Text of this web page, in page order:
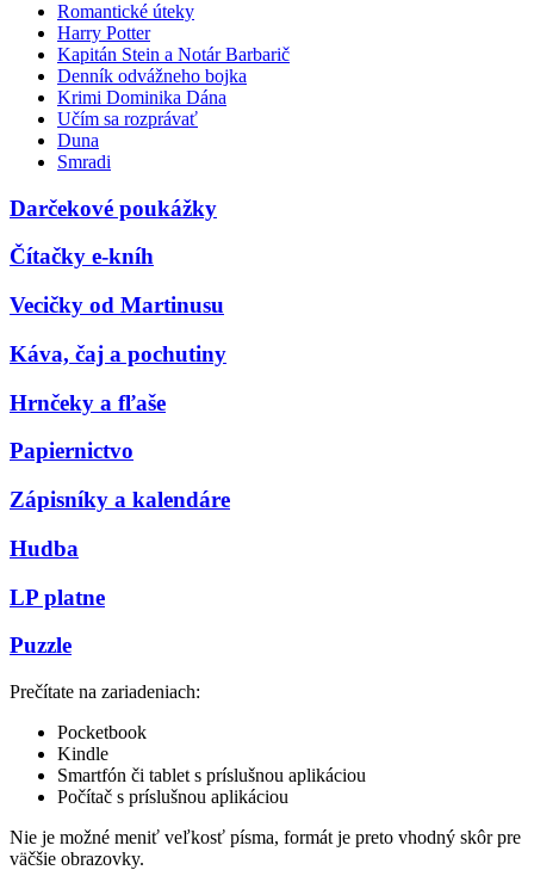
Romantické úteky
Harry Potter
Kapitán Stein a Notár Barbarič
Denník odvážneho bojka
Krimi Dominika Dána
Učím sa rozprávať
Duna
Smradi
Darčekové poukážky
Čítačky e-kníh
Vecičky od Martinusu
Káva, čaj a pochutiny
Hrnčeky a fľaše
Papiernictvo
Zápisníky a kalendáre
Hudba
LP platne
Puzzle
Prečítate na zariadeniach:
Pocketbook
Kindle
Smartfón či tablet s príslušnou aplikáciou
Počítač s príslušnou aplikáciou
Nie je možné meniť veľkosť písma, formát je preto vhodný skôr pre
väčšie obrazovky.